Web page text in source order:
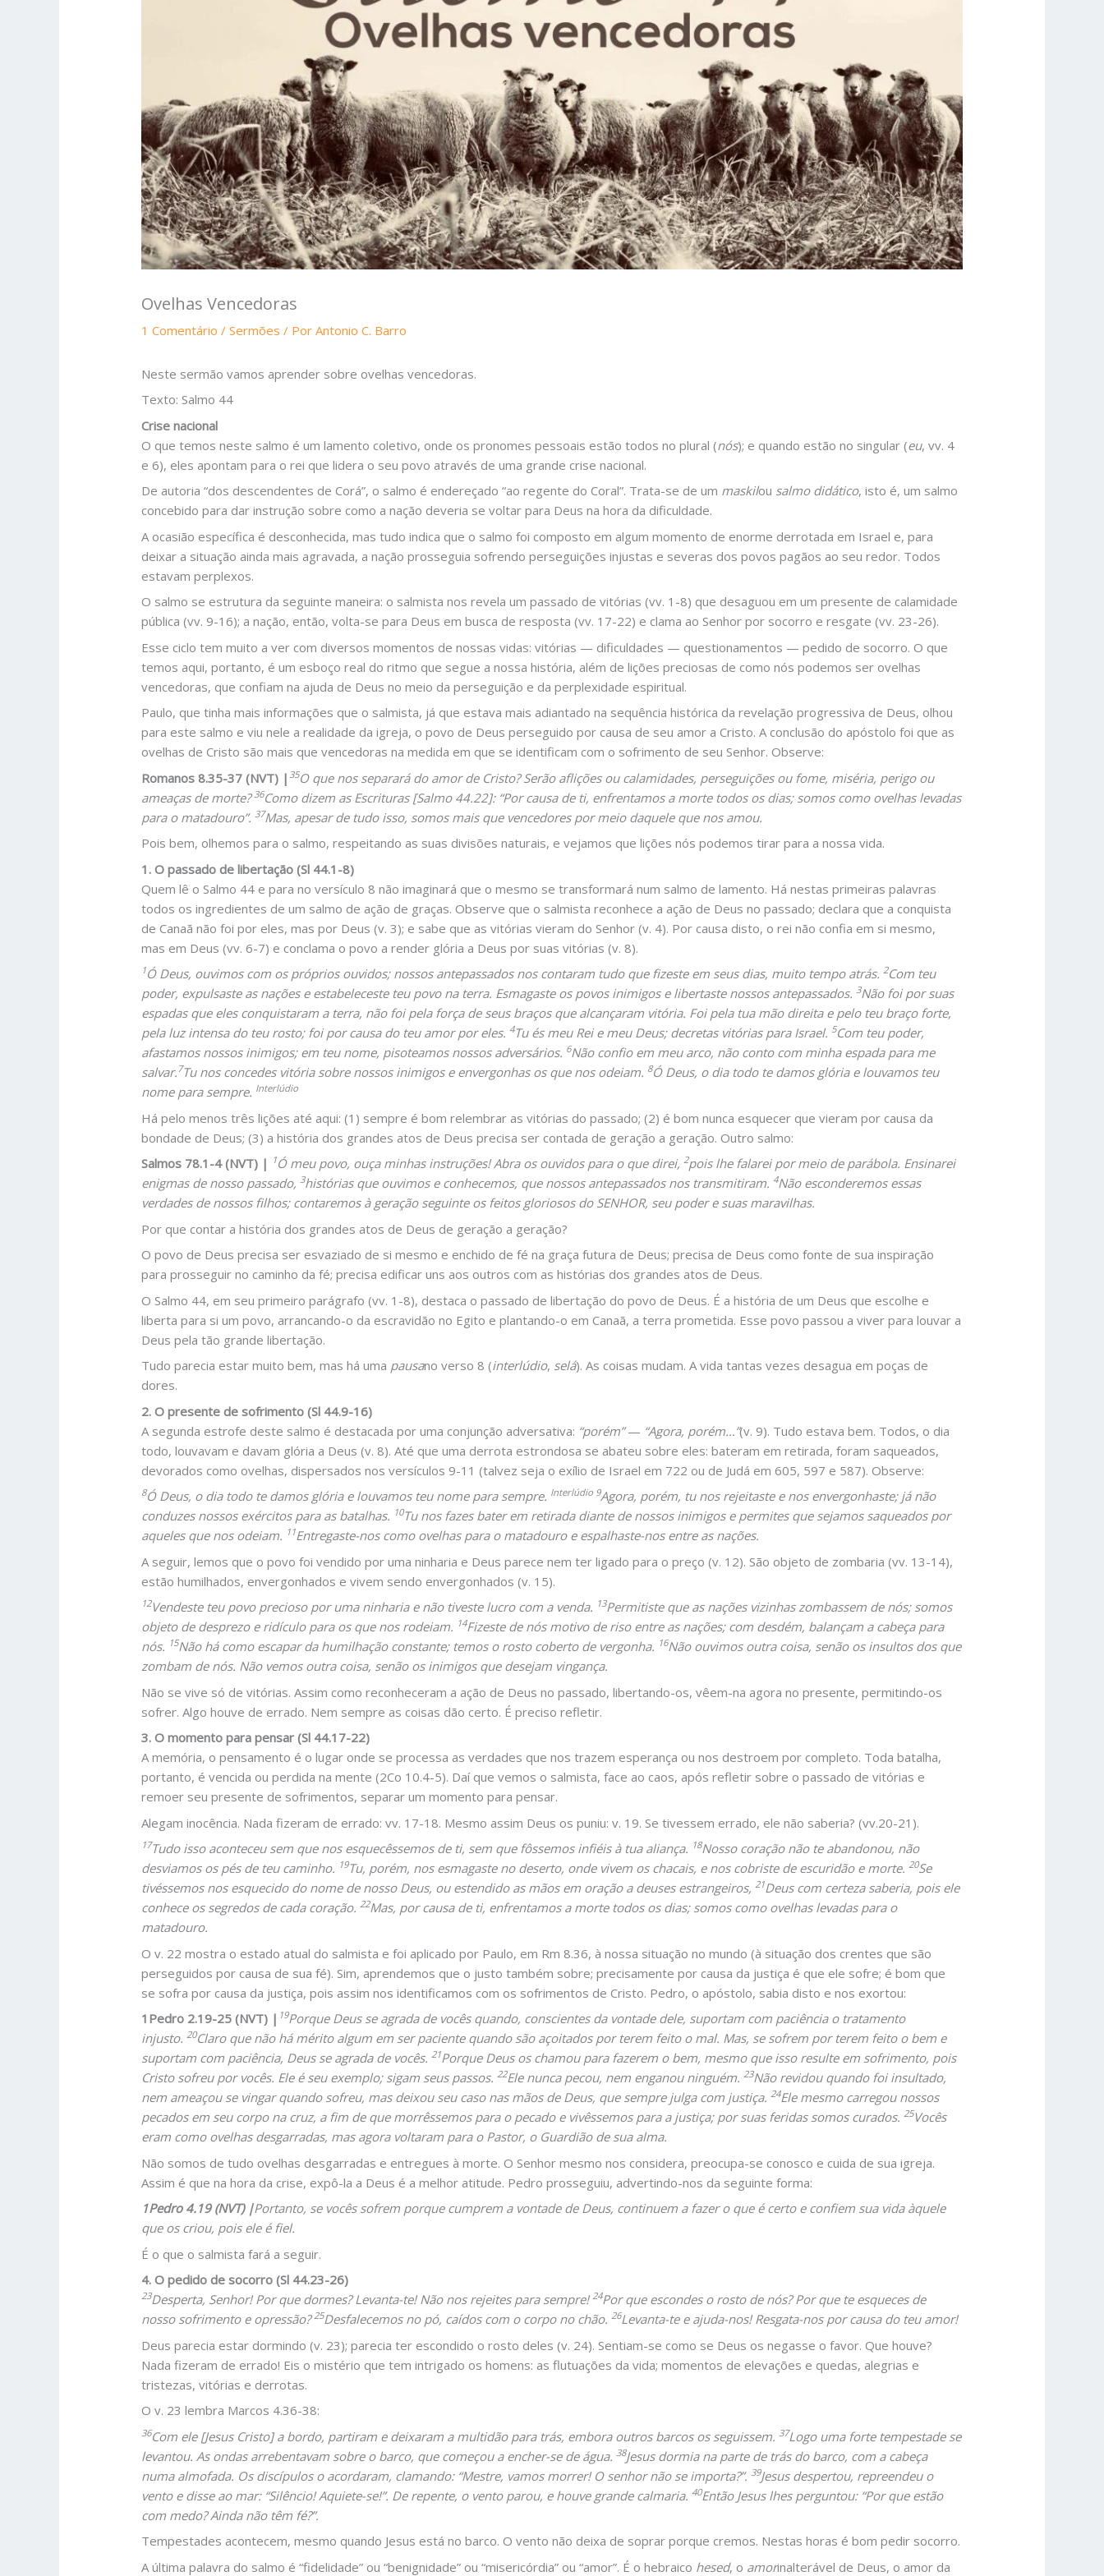
Ovelhas Vencedoras
1 Comentário /Sermões / PorAntonio C. Barro
Neste sermão vamos aprender sobre ovelhas vencedoras.
Texto: Salmo 44
Crise nacional
O que temos neste salmo é um lamento coletivo, onde os pronomes pessoais estão todos no plural (nós); e quando estão no singular (eu, vv. 4
e 6), eles apontam para o rei que lidera o seu povo através de uma grande crise nacional.
De autoria “dos descendentes de Corá”, o salmo é endereçado “ao regente do Coral”. Trata-se de um maskilou salmo didático, isto é, um salmo
concebido para dar instrução sobre como a nação deveria se voltar para Deus na hora da dificuldade.
A ocasião específica é desconhecida, mas tudo indica que o salmo foi composto em algum momento de enorme derrotada em Israel e, para
deixar a situação ainda mais agravada, a nação prosseguia sofrendo perseguições injustas e severas dos povos pagãos ao seu redor. Todos
estavam perplexos.
O salmo se estrutura da seguinte maneira: o salmista nos revela um passado de vitórias (vv. 1-8) que desaguou em um presente de calamidade
pública (vv. 9-16); a nação, então, volta-se para Deus em busca de resposta (vv. 17-22) e clama ao Senhor por socorro e resgate (vv. 23-26).
Esse ciclo tem muito a ver com diversos momentos de nossas vidas: vitórias — dificuldades — questionamentos — pedido de socorro. O que
temos aqui, portanto, é um esboço real do ritmo que segue a nossa história, além de lições preciosas de como nós podemos ser ovelhas
vencedoras, que confiam na ajuda de Deus no meio da perseguição e da perplexidade espiritual.
Paulo, que tinha mais informações que o salmista, já que estava mais adiantado na sequência histórica da revelação progressiva de Deus, olhou
para este salmo e viu nele a realidade da igreja, o povo de Deus perseguido por causa de seu amor a Cristo. A conclusão do apóstolo foi que as
ovelhas de Cristo são mais que vencedoras na medida em que se identificam com o sofrimento de seu Senhor. Observe:
Romanos 8.35-37 (NVT) |35O que nos separará do amor de Cristo? Serão aflições ou calamidades, perseguições ou fome, miséria, perigo ou
ameaças de morte?36Como dizem as Escrituras [Salmo 44.22]: “Por causa de ti, enfrentamos a morte todos os dias; somos como ovelhas levadas
para o matadouro”.37Mas, apesar de tudo isso, somos mais que vencedores por meio daquele que nos amou.
Pois bem, olhemos para o salmo, respeitando as suas divisões naturais, e vejamos que lições nós podemos tirar para a nossa vida.
1. O passado de libertação (Sl 44.1-8)
Quem lê o Salmo 44 e para no versículo 8 não imaginará que o mesmo se transformará num salmo de lamento. Há nestas primeiras palavras
todos os ingredientes de um salmo de ação de graças. Observe que o salmista reconhece a ação de Deus no passado; declara que a conquista
de Canaã não foi por eles, mas por Deus (v. 3); e sabe que as vitórias vieram do Senhor (v. 4). Por causa disto, o rei não confia em si mesmo,
mas em Deus (vv. 6-7) e conclama o povo a render glória a Deus por suas vitórias (v. 8).
1Ó Deus, ouvimos com os próprios ouvidos; nossos antepassados nos contaram tudo que fizeste em seus dias, muito tempo atrás.2Com teu
poder, expulsaste as nações e estabeleceste teu povo na terra. Esmagaste os povos inimigos e libertaste nossos antepassados.3Não foi por suas
espadas que eles conquistaram a terra, não foi pela força de seus braços que alcançaram vitória. Foi pela tua mão direita e pelo teu braço forte,
pela luz intensa do teu rosto; foi por causa do teu amor por eles. 4Tu és meu Rei e meu Deus; decretas vitórias para Israel. 5Com teu poder,
afastamos nossos inimigos; em teu nome, pisoteamos nossos adversários. 6Não confio em meu arco, não conto com minha espada para me
salvar. 7Tu nos concedes vitória sobre nossos inimigos e envergonhas os que nos odeiam. 8Ó Deus, o dia todo te damos glória e louvamos teu
nome para sempre. Interlúdio
Há pelo menos três lições até aqui: (1) sempre é bom relembrar as vitórias do passado; (2) é bom nunca esquecer que vieram por causa da
bondade de Deus; (3) a história dos grandes atos de Deus precisa ser contada de geração a geração. Outro salmo:
Salmos 78.1-4 (NVT) |
1Ó meu povo, ouça minhas instruções! Abra os ouvidos para o que direi,2pois lhe falarei por meio de parábola. Ensinarei
enigmas de nosso passado,3histórias que ouvimos e conhecemos, que nossos antepassados nos transmitiram. 4Não esconderemos essas
verdades de nossos filhos; contaremos à geração seguinte os feitos gloriosos do SENHOR, seu poder e suas maravilhas.
Por que contar a história dos grandes atos de Deus de geração a geração?
O povo de Deus precisa ser esvaziado de si mesmo e enchido de fé na graça futura de Deus; precisa de Deus como fonte de sua inspiração
para prosseguir no caminho da fé; precisa edificar uns aos outros com as histórias dos grandes atos de Deus.
O Salmo 44, em seu primeiro parágrafo (vv. 1-8), destaca o passado de libertação do povo de Deus. É a história de um Deus que escolhe e
liberta para si um povo, arrancando-o da escravidão no Egito e plantando-o em Canaã, a terra prometida. Esse povo passou a viver para louvar a
Deus pela tão grande libertação.
Tudo parecia estar muito bem, mas há uma pausano verso 8 (interlúdio, selá). As coisas mudam. A vida tantas vezes desagua em poças de
dores.
2. O presente de sofrimento (Sl 44.9-16)
A segunda estrofe deste salmo é destacada por uma conjunção adversativa: “porém”— “Agora, porém…”(v. 9). Tudo estava bem. Todos, o dia
todo, louvavam e davam glória a Deus (v. 8). Até que uma derrota estrondosa se abateu sobre eles: bateram em retirada, foram saqueados,
devorados como ovelhas, dispersados nos versículos 9-11 (talvez seja o exílio de Israel em 722 ou de Judá em 605, 597 e 587). Observe:
8Ó Deus, o dia todo te damos glória e louvamos teu nome para sempre. Interlúdio 9Agora, porém, tu nos rejeitaste e nos envergonhaste; já não
conduzes nossos exércitos para as batalhas. 10Tu nos fazes bater em retirada diante de nossos inimigos e permites que sejamos saqueados por
aqueles que nos odeiam. 11Entregaste-nos como ovelhas para o matadouro e espalhaste-nos entre as nações.
A seguir, lemos que o povo foi vendido por uma ninharia e Deus parece nem ter ligado para o preço (v. 12). São objeto de zombaria (vv. 13-14),
estão humilhados, envergonhados e vivem sendo envergonhados (v. 15).
12Vendeste teu povo precioso por uma ninharia e não tiveste lucro com a venda. 13Permitiste que as nações vizinhas zombassem de nós; somos
objeto de desprezo e ridículo para os que nos rodeiam. 14Fizeste de nós motivo de riso entre as nações; com desdém, balançam a cabeça para
nós. 15Não há como escapar da humilhação constante; temos o rosto coberto de vergonha. 16Não ouvimos outra coisa, senão os insultos dos que
zombam de nós. Não vemos outra coisa, senão os inimigos que desejam vingança.
Não se vive só de vitórias. Assim como reconheceram a ação de Deus no passado, libertando-os, vêem-na agora no presente, permitindo-os
sofrer. Algo houve de errado. Nem sempre as coisas dão certo. É preciso refletir.
3. O momento para pensar (Sl 44.17-22)
A memória, o pensamento é o lugar onde se processa as verdades que nos trazem esperança ou nos destroem por completo. Toda batalha,
portanto, é vencida ou perdida na mente (2Co 10.4-5). Daí que vemos o salmista, face ao caos, após refletir sobre o passado de vitórias e
remoer seu presente de sofrimentos, separar um momento para pensar.
Alegam inocência. Nada fizeram de errado: vv. 17-18. Mesmo assim Deus os puniu: v. 19. Se tivessem errado, ele não saberia? (vv.20-21).
17Tudo isso aconteceu sem que nos esquecêssemos de ti, sem que fôssemos infiéis à tua aliança. 18Nosso coração não te abandonou, não
desviamos os pés de teu caminho. 19Tu, porém, nos esmagaste no deserto, onde vivem os chacais, e nos cobriste de escuridão e morte.20Se
tivéssemos nos esquecido do nome de nosso Deus, ou estendido as mãos em oração a deuses estrangeiros,21Deus com certeza saberia, pois ele
conhece os segredos de cada coração.22Mas, por causa de ti, enfrentamos a morte todos os dias; somos como ovelhas levadas para o
matadouro.
O v. 22 mostra o estado atual do salmista e foi aplicado por Paulo, em Rm 8.36, à nossa situação no mundo (à situação dos crentes que são
perseguidos por causa de sua fé). Sim, aprendemos que o justo também sobre; precisamente por causa da justiça é que ele sofre; é bom que
se sofra por causa da justiça, pois assim nos identificamos com os sofrimentos de Cristo. Pedro, o apóstolo, sabia disto e nos exortou:
1Pedro 2.19-25 (NVT) | 19Porque Deus se agrada de vocês quando, conscientes da vontade dele, suportam com paciência o tratamento
injusto.20Claro que não há mérito algum em ser paciente quando são açoitados por terem feito o mal. Mas, se sofrem por terem feito o bem e
suportam com paciência, Deus se agrada de vocês.21Porque Deus os chamou para fazerem o bem, mesmo que isso resulte em sofrimento, pois
Cristo sofreu por vocês. Ele é seu exemplo; sigam seus passos.22Ele nunca pecou, nem enganou ninguém.23Não revidou quando foi insultado,
nem ameaçou se vingar quando sofreu, mas deixou seu caso nas mãos de Deus, que sempre julga com justiça.24Ele mesmo carregou nossos
pecados em seu corpo na cruz, a fim de que morrêssemos para o pecado e vivêssemos para a justiça; por suas feridas somos curados.25Vocês
eram como ovelhas desgarradas, mas agora voltaram para o Pastor, o Guardião de sua alma.
Não somos de tudo ovelhas desgarradas e entregues à morte. O Senhor mesmo nos considera, preocupa-se conosco e cuida de sua igreja.
Assim é que na hora da crise, expô-la a Deus é a melhor atitude. Pedro prosseguiu, advertindo-nos da seguinte forma:
1Pedro 4.19 (NVT) |Portanto, se vocês sofrem porque cumprem a vontade de Deus, continuem a fazer o que é certo e confiem sua vida àquele
que os criou, pois ele é fiel.
É o que o salmista fará a seguir.
4. O pedido de socorro (Sl 44.23-26)
23Desperta, Senhor! Por que dormes? Levanta-te! Não nos rejeites para sempre!24Por que escondes o rosto de nós? Por que te esqueces de
nosso sofrimento e opressão?25Desfalecemos no pó, caídos com o corpo no chão.26Levanta-te e ajuda-nos! Resgata-nos por causa do teu amor!
Deus parecia estar dormindo (v. 23); parecia ter escondido o rosto deles (v. 24). Sentiam-se como se Deus os negasse o favor. Que houve?
Nada fizeram de errado! Eis o mistério que tem intrigado os homens: as flutuações da vida; momentos de elevações e quedas, alegrias e
tristezas, vitórias e derrotas.
O v. 23 lembra Marcos 4.36-38:
36Com ele [Jesus Cristo] a bordo, partiram e deixaram a multidão para trás, embora outros barcos os seguissem.37Logo uma forte tempestade se
levantou. As ondas arrebentavam sobre o barco, que começou a encher-se de água.38Jesus dormia na parte de trás do barco, com a cabeça
numa almofada. Os discípulos o acordaram, clamando: “Mestre, vamos morrer! O senhor não se importa?”.39Jesus despertou, repreendeu o
vento e disse ao mar: “Silêncio! Aquiete-se!”. De repente, o vento parou, e houve grande calmaria. 40Então Jesus lhes perguntou: “Por que estão
com medo? Ainda não têm fé?”.
Tempestades acontecem, mesmo quando Jesus está no barco. O vento não deixa de soprar porque cremos. Nestas horas é bom pedir socorro.
A última palavra do salmo é “fidelidade” ou “benignidade” ou “misericórdia” ou “amor”. É o hebraico hesed, o amorinalterável de Deus, o amor da